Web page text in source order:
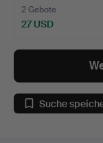
2 Gebote
27 USD
Suche